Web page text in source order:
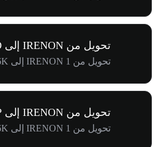
تحويل من IRENON إلى TWD
تحويل من 1 IRENON إلى NT$1.36K
تحويل من IRENON إلى DOP
تحويل من 1 IRENON إلى RD$2.46K